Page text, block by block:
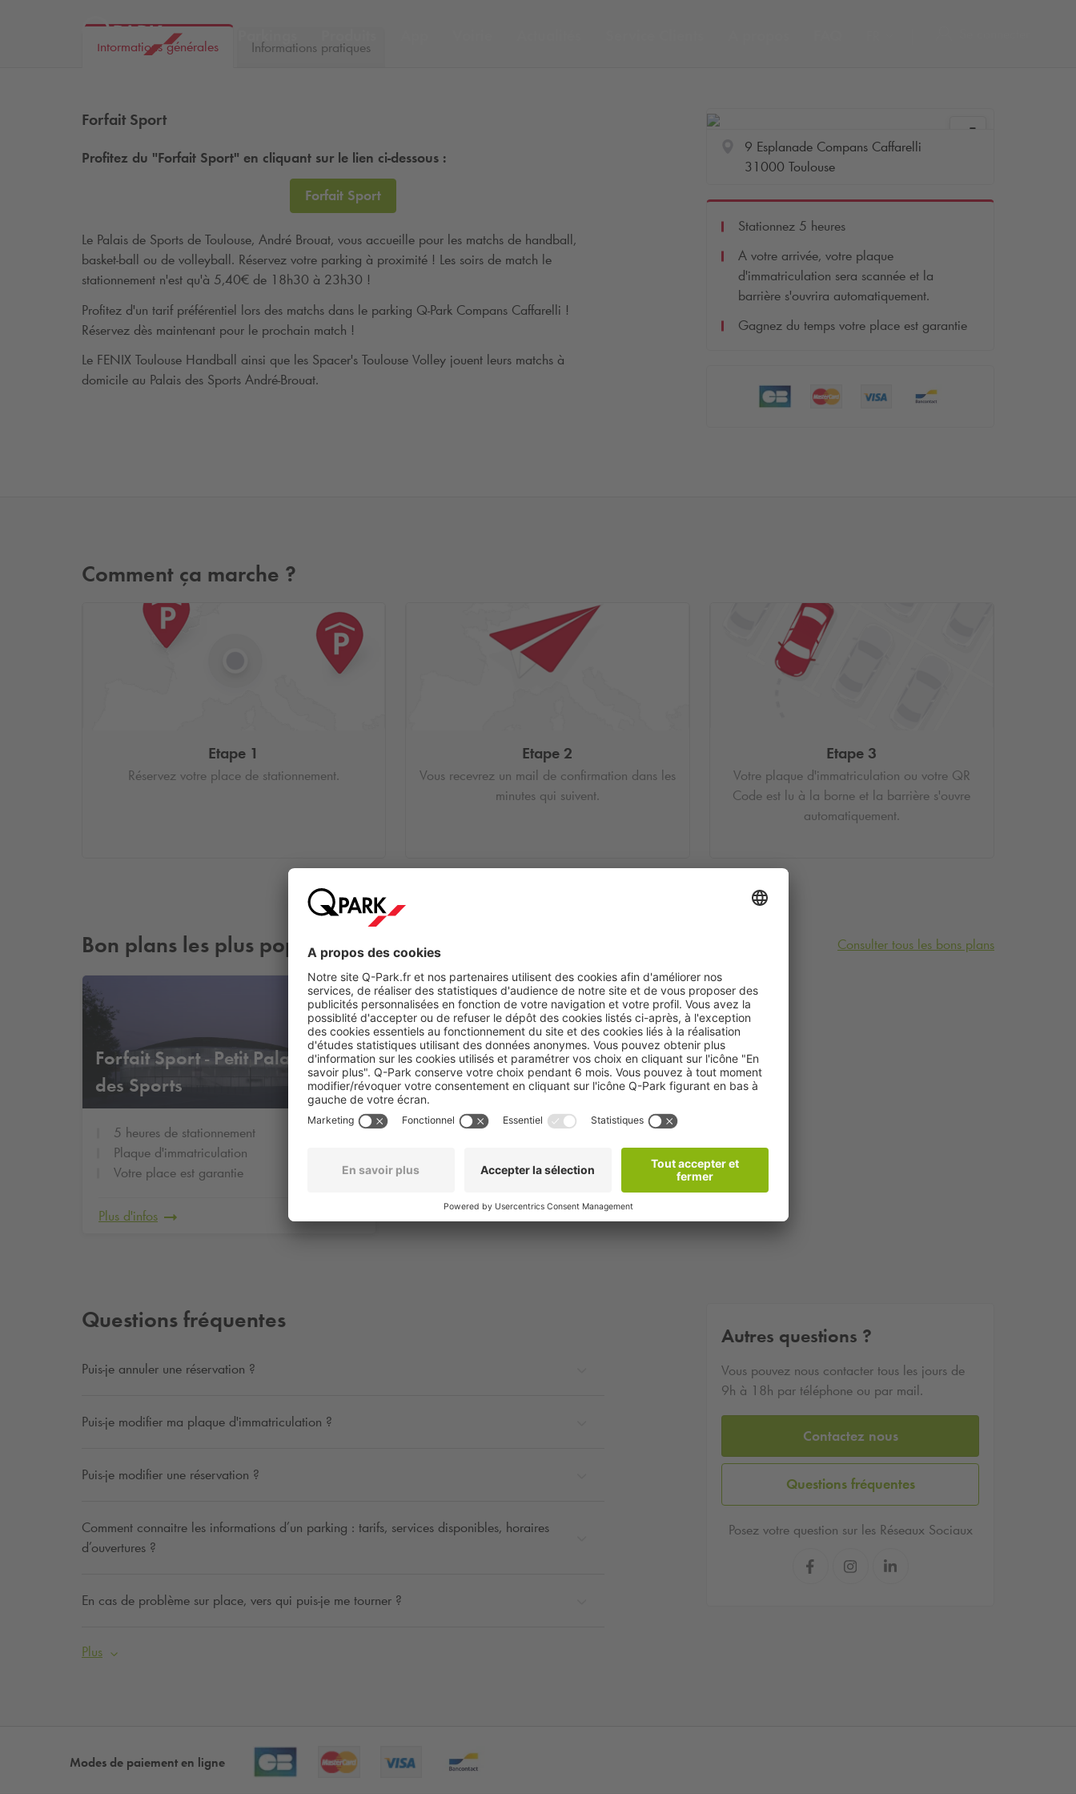
Informations générales Informations pratiques
Forfait Sport
Profitez du "Forfait Sport" en cliquant sur le lien ci-dessous :
Forfait Sport
Le Palais de Sports de Toulouse, André Brouat, vous accueille pour les matchs de handball,
basket-ball ou de volleyball. Réservez votre parking à proximité ! Les soirs de match le
stationnement n'est qu'à 5,40€ de 18h30 à 23h30 !
Profitez d'un tarif préférentiel lors des matchs dans le parking Q-Park Compans Caffarelli !
Réservez dès maintenant pour le prochain match !
Le FENIX Toulouse Handball ainsi que les Spacer's Toulouse Volley jouent leurs matchs à
domicile au Palais des Sports André-Brouat.
9 Esplanade Compans Caffarelli
31000 Toulouse
Stationnez 5 heures
A votre arrivée, votre plaque
d'immatriculation sera scannée et la
barrière s'ouvrira automatiquement.
Gagnez du temps votre place est garantie
Comment ça marche ?
Etape 1
Réservez votre place de stationnement.
Etape 2
Vous recevrez un mail de confirmation dans les
minutes qui suivent.
Etape 3
Votre plaque d'immatriculation ou votre QR
Code est lu à la borne et la barrière s'ouvre
automatiquement.
Bon plans les plus populaires Consulter tous les bons plans
Forfait Sport - Petit Palais
des Sports
à partir
de
€ 5,4
5 heures de stationnement
Plaque d'immatriculation
Votre place est garantie
Plus d'infos
Questions fréquentes
Puis-je annuler une réservation ?
Puis-je modifier ma plaque d'immatriculation ?
Puis-je modifier une réservation ?
Comment connaitre les informations d’un parking : tarifs, services disponibles, horaires
d’ouvertures ?
En cas de problème sur place, vers qui puis-je me tourner ?
Plus
Autres questions ?
Vous pouvez nous contacter tous les jours de
9h à 18h par téléphone ou par mail.
Contactez nous
Questions fréquentes
Posez votre question sur les Réseaux Sociaux
Modes de paiement en ligne